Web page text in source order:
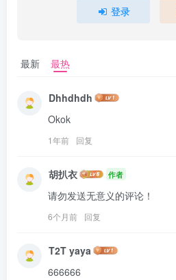
登录
最新 最热
Dhhdhdh
Okok
1年前 回复
胡扒衣 作者
请勿发送无意义的评论！
6个月前 回复
T2T yaya
666666